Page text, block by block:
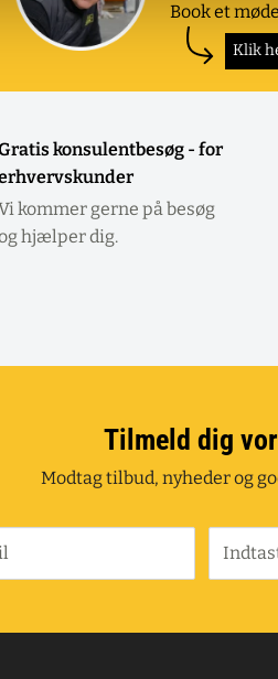
Book et
Klik
konsulentbesøg - for
kommer gerne på besøg
hjælper dig.
Tilmeld dig
Modtag tilbud, nyheder og